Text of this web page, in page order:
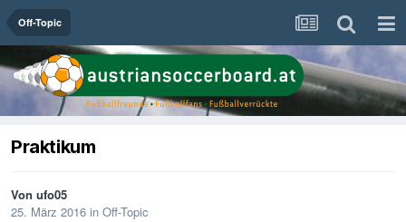
Off-Topic
Praktikum
Von ufo05
25. März 2016 in Off-Topic